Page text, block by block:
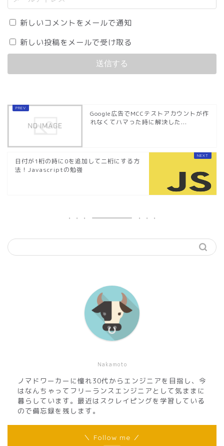
新しいコメントをメールで通知
新しい投稿をメールで受け取る
Google広告でMCCテストアカウントが作
れなくてハマった時に解決した...
日付が1桁の時に0を追加して二桁にする方
法！Javascriptの勉強
Nakamoto
ノマドワーカーに憧れ30代からエンジニアを目指し、今
はなんちゃってフリーランスエンジニアとして気ままに
暮らしています。最近はスクレイピングを学習している
ので備忘録を残します。
＼ Follow me ／